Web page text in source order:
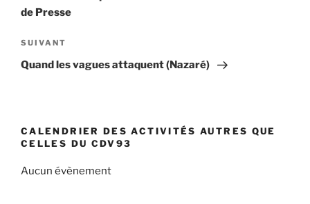
l’article
de Presse
Article
suivant
SUIVANT
Quand les vagues attaquent (Nazaré)
CALENDRIER DES ACTIVITÉS AUTRES QUE
CELLES DU CDV93
Aucun évènement